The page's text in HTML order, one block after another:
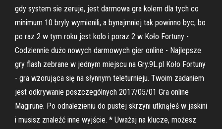
gdy system sie zeruje, jest darmowa gra kolem dla tych co
minimum 10 bryly wymienili, a bynajmniej tak powinno byc, bo
po raz 2 w tym roku jest kolo i poraz 2 w Koło Fortuny -
Codziennie dużo nowych darmowych gier online - Najlepsze
gry flash zebrane w jednym miejscu na Gry.9L.pl Koło Fortuny
- gra wzorująca się na słynnym teleturnieju. Twoim zadaniem
jest odkrywanie poszczególnych 2017/05/01 Gra online
Magirune. Po odnalezieniu do pustej skrzyni utknąłeś w jaskini
i musisz znaleźć inne wyjście. * Uważaj na klucze, możesz